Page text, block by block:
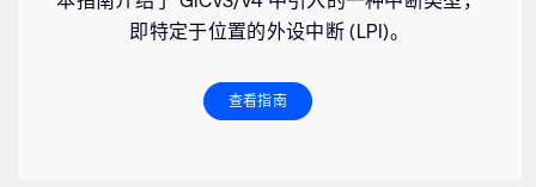
即特定于位置的外设中断 (LPI)。
查看指南